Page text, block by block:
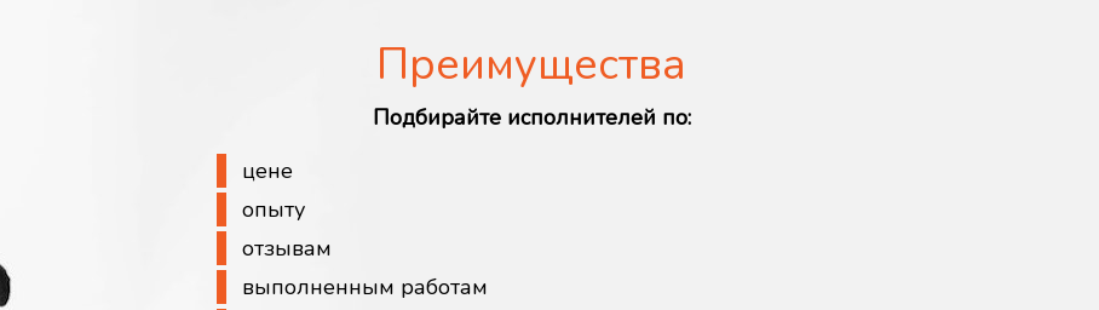
Преимущества
Подбирайте исполнителей по:
цене
опыту
отзывам
выполненным работам